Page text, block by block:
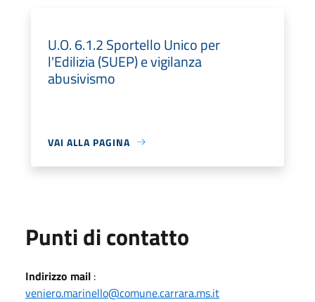
U.O. 6.1.2 Sportello Unico per
l'Edilizia (SUEP) e vigilanza
abusivismo
VAI ALLA PAGINA
Punti di contatto
Indirizzo mail :
veniero.marinello@comune.carrara.ms.it